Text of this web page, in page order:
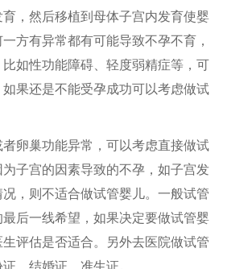
，然后移植到母体子宫内发育使婴
方有异常都有可能导致不孕不育，
如性功能障碍、轻度弱精症等，可
果还是不能受孕成功可以考虑做试
卵巢功能异常，可以考虑直接做试
子宫的因素导致的不孕，如子宫发
，则不适合做试管婴儿。一般试管
后一线希望，如果决定要做试管婴
评估是否适合。另外去医院做试管
、结婚证、准生证。